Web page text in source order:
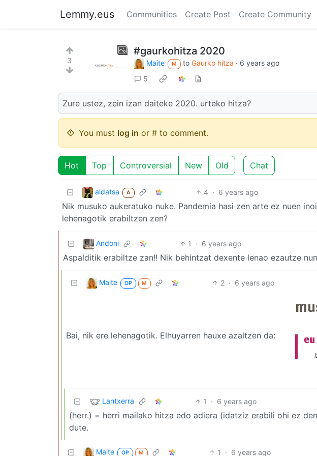
Lemmy.eus Communities Create Post Create Community
3
#gaurkohitza 2020
Maite M to Gaurko hitza · 6 years ago
5
Zure ustez, zein izan daiteke 2020. urteko hitza?
You must log in or # to comment.
Hot Top Controversial New Old Chat
aldatsa A 4 · 6 years ago
Nik musuko aukeratuko nuke. Pandemia hasi zen arte ez nuen
lehenagotik erabiltzen zen?
Andoni 1 · 6 years ago
Aspalditik erabiltze zan!! Nik behintzat dexente lenao ezautze
Maite OP M 2 · 6 years ago
Bai, nik ere lehenagotik. Elhuyarren hauxe azaltzen da:
Lantxerra 1 · 6 years ago
(herr.) = herri mailako hitza edo adiera (idatziz erabili ohi ez
dute.
Maite OP M 1 · 6 years ago